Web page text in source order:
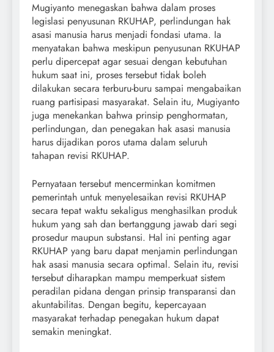
Mugiyanto menegaskan bahwa dalam proses
legislasi penyusunan RKUHAP, perlindungan hak
asasi manusia harus menjadi fondasi utama. Ia
menyatakan bahwa meskipun penyusunan RKUHAP
perlu dipercepat agar sesuai dengan kebutuhan
hukum saat ini, proses tersebut tidak boleh
dilakukan secara terburu-buru sampai mengabaikan
ruang partisipasi masyarakat. Selain itu, Mugiyanto
juga menekankan bahwa prinsip penghormatan,
perlindungan, dan penegakan hak asasi manusia
harus dijadikan poros utama dalam seluruh
tahapan revisi RKUHAP.
Pernyataan tersebut mencerminkan komitmen
pemerintah untuk menyelesaikan revisi RKUHAP
secara tepat waktu sekaligus menghasilkan produk
hukum yang sah dan bertanggung jawab dari segi
prosedur maupun substansi. Hal ini penting agar
RKUHAP yang baru dapat menjamin perlindungan
hak asasi manusia secara optimal. Selain itu, revisi
tersebut diharapkan mampu memperkuat sistem
peradilan pidana dengan prinsip transparansi dan
akuntabilitas. Dengan begitu, kepercayaan
masyarakat terhadap penegakan hukum dapat
semakin meningkat.